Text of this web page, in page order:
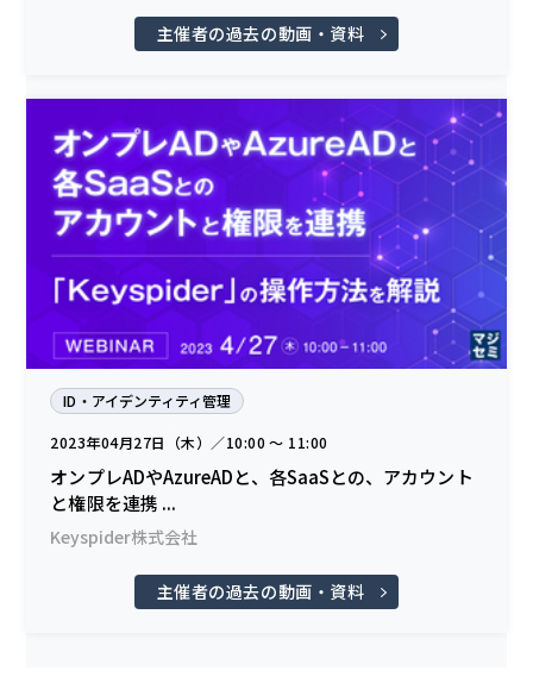
主催者の過去の動画・資料
ID・アイデンティティ管理
2023年04月27日（木）／10:00 〜 11:00
オンプレADやAzureADと、各SaaSとの、アカウント
と権限を連携 ...
Keyspider株式会社
主催者の過去の動画・資料